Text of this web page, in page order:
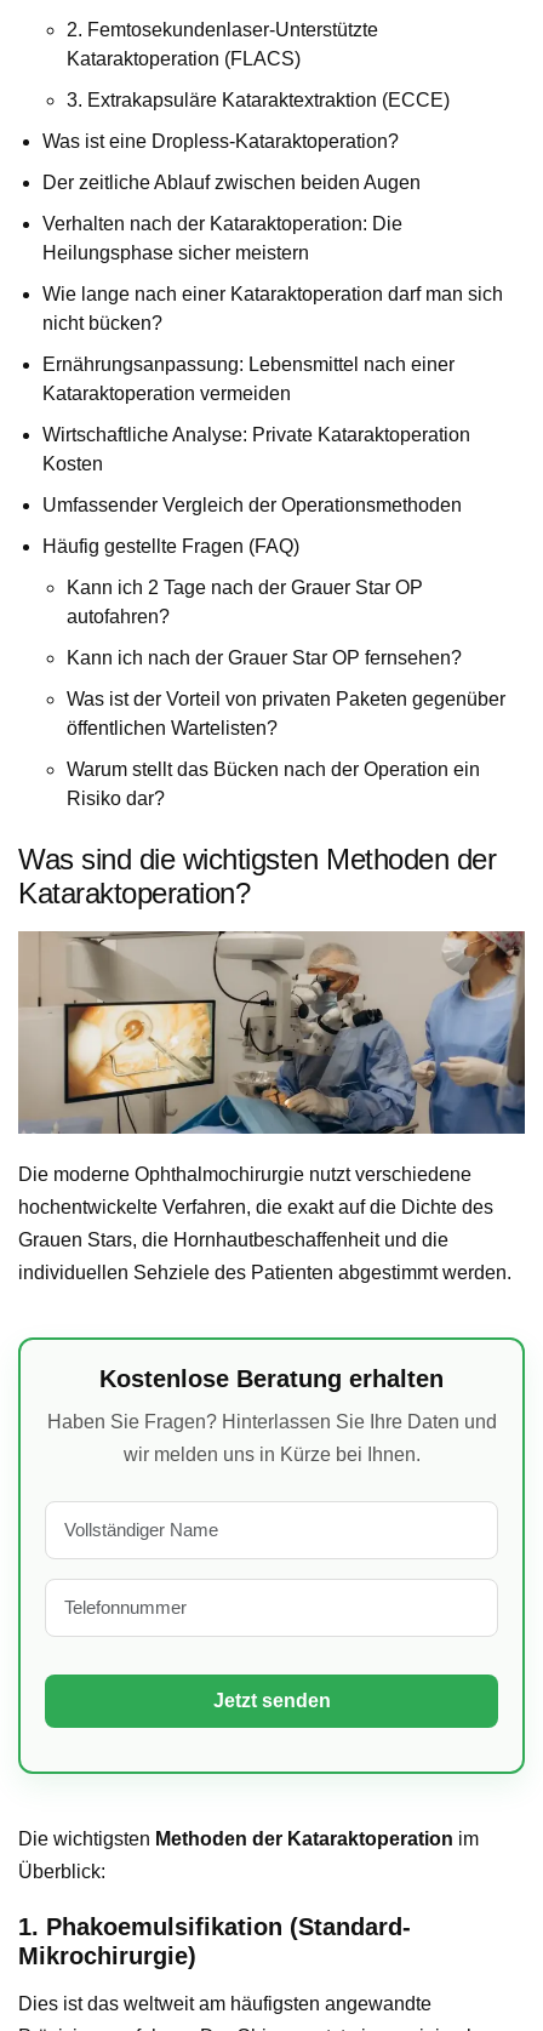
2. Femtosekundenlaser-Unterstützte
Kataraktoperation (FLACS)
3. Extrakapsuläre Kataraktextraktion (ECCE)
Was ist eine Dropless-Kataraktoperation?
Der zeitliche Ablauf zwischen beiden Augen
Verhalten nach der Kataraktoperation: Die
Heilungsphase sicher meistern
Wie lange nach einer Kataraktoperation darf man sich
nicht bücken?
Ernährungsanpassung: Lebensmittel nach einer
Kataraktoperation vermeiden
Wirtschaftliche Analyse: Private Kataraktoperation
Kosten
Umfassender Vergleich der Operationsmethoden
Häufig gestellte Fragen (FAQ)
Kann ich 2 Tage nach der Grauer Star OP
autofahren?
Kann ich nach der Grauer Star OP fernsehen?
Was ist der Vorteil von privaten Paketen gegenüber
öffentlichen Wartelisten?
Warum stellt das Bücken nach der Operation ein
Risiko dar?
Was sind die wichtigsten Methoden der
Kataraktoperation?
Die moderne Ophthalmochirurgie nutzt verschiedene
hochentwickelte Verfahren, die exakt auf die Dichte des
Grauen Stars, die Hornhautbeschaffenheit und die
individuellen Sehziele des Patienten abgestimmt werden.
Kostenlose Beratung erhalten
Haben Sie Fragen? Hinterlassen Sie Ihre Daten und
wir melden uns in Kürze bei Ihnen.
Die wichtigsten Methoden der Kataraktoperation im
Überblick:
1. Phakoemulsifikation (Standard-
Mikrochirurgie)
Dies ist das weltweit am häufigsten angewandte